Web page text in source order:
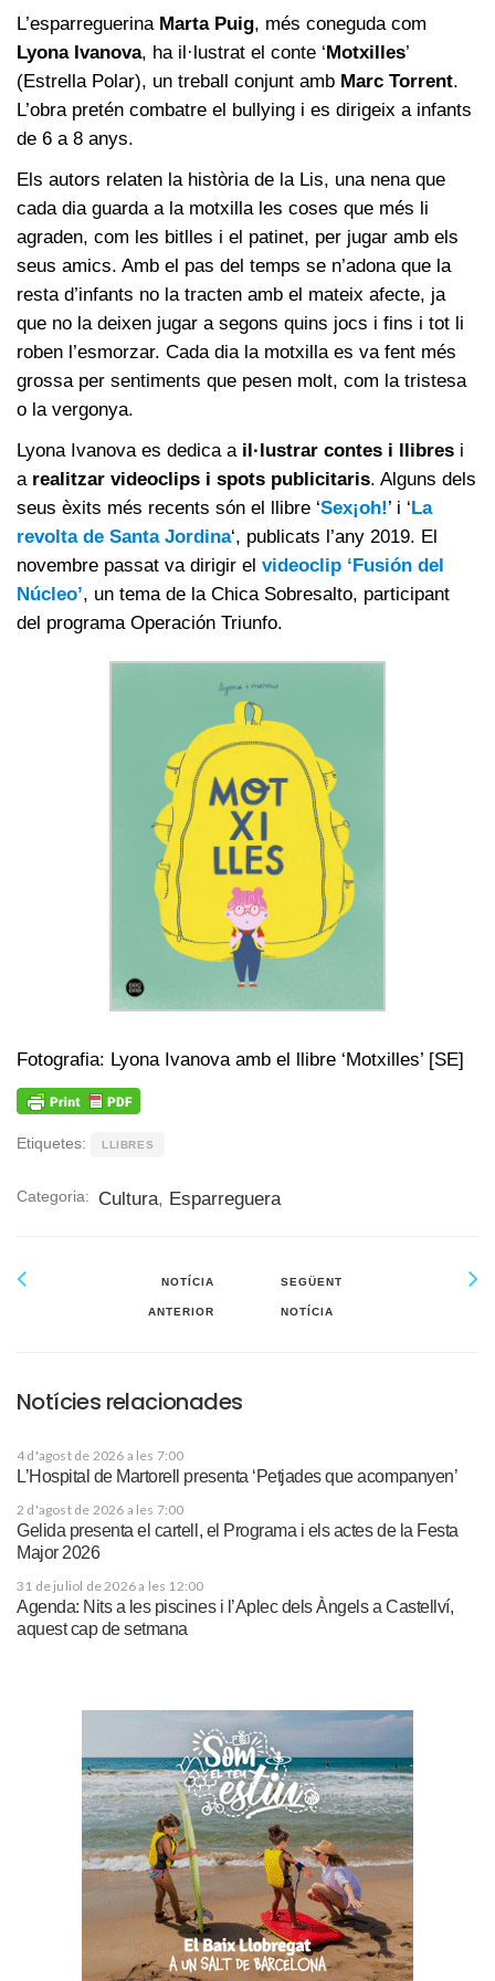
L’esparreguerina Marta Puig, més coneguda com
Lyona Ivanova, ha il·lustrat el conte ‘Motxilles’
(Estrella Polar), un treball conjunt amb Marc Torrent.
L’obra pretén combatre el bullying i es dirigeix a infants
de 6 a 8 anys.
Els autors relaten la història de la Lis, una nena que
cada dia guarda a la motxilla les coses que més li
agraden, com les bitlles i el patinet, per jugar amb els
seus amics. Amb el pas del temps se n’adona que la
resta d’infants no la tracten amb el mateix afecte, ja
que no la deixen jugar a segons quins jocs i fins i tot li
roben l’esmorzar. Cada dia la motxilla es va fent més
grossa per sentiments que pesen molt, com la tristesa
o la vergonya.
Lyona Ivanova es dedica a il·lustrar contes i llibres i
a realitzar videoclips i spots publicitaris. Alguns dels
seus èxits més recents són el llibre ‘Sex¡oh!’ i ‘La
revolta de Santa Jordina‘, publicats l’any 2019. El
novembre passat va dirigir el videoclip ‘Fusión del
Núcleo’, un tema de la Chica Sobresalto, participant
del programa Operación Triunfo.
Fotografia: Lyona Ivanova amb el llibre ‘Motxilles’ [SE]
Etiquetes: LLIBRES
Categoria: Cultura, Esparreguera
NOTÍCIA
ANTERIOR
SEGÜENT
NOTÍCIA
Notícies relacionades
4 d'agost de 2026 a les 7:00
L’Hospital de Martorell presenta ‘Petjades que acompanyen’
2 d'agost de 2026 a les 7:00
Gelida presenta el cartell, el Programa i els actes de la Festa
Major 2026
31 de juliol de 2026 a les 12:00
Agenda: Nits a les piscines i l’Aplec dels Àngels a Castellví,
aquest cap de setmana